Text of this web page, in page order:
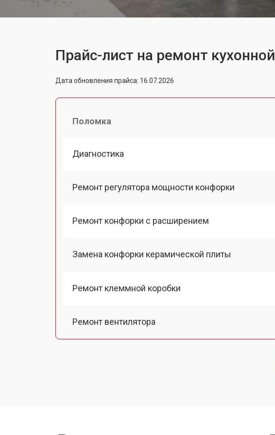
Прайс-лист на ремонт
Дата обновления прайса: 16.07.2026
Поломка
Диагностика
Ремонт регулятора мощности конфорки
Ремонт конфорки с расширением
Замена конфорки керамической плиты
Ремонт клеммной коробки
Ремонт вентилятора